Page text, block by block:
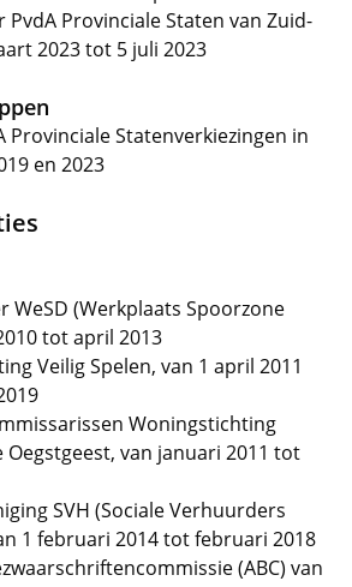
Provinciale Staten van Zuid-
2023 tot 5 juli 2023
Provinciale Statenverkiezingen in
en 2023
WeSD (Werkplaats Spoorzone
tot april 2013
Veilig Spelen, van 1 april 2011
Woningstichting
van januari 2011 tot
SVH (Sociale Verhuurders
1 februari 2014 tot februari 2018
(ABC) van